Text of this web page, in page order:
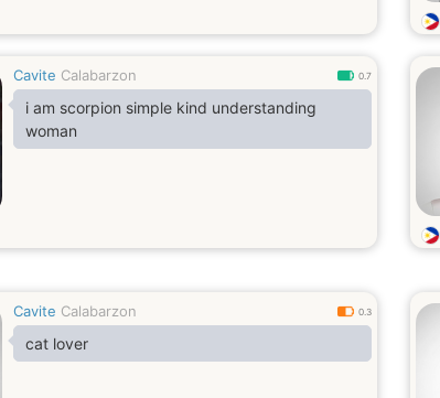
Cavite Calabarzon 0.7
i am scorpion simple kind understanding
woman
Cavite Calabarzon 0.3
cat lover